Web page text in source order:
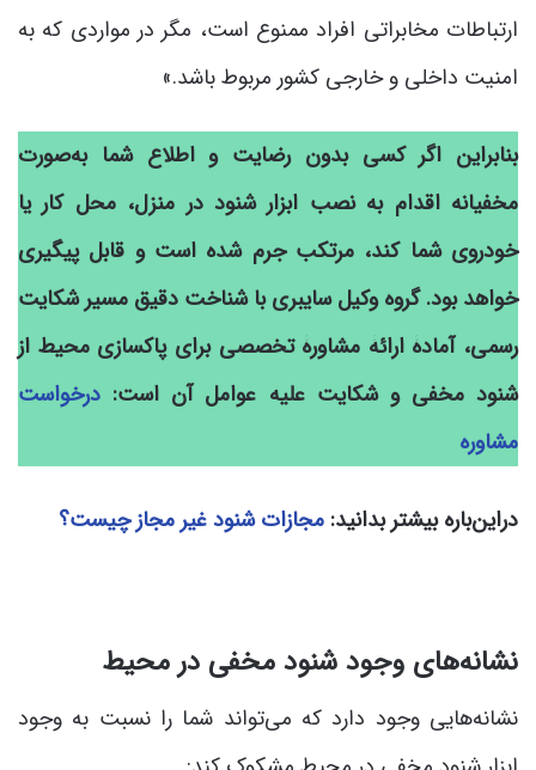
ارتباطات مخابراتی افراد ممنوع است، مگر در مواردی که به
امنیت داخلی و خارجی کشور مربوط باشد.»
بنابراین اگر کسی بدون رضایت و اطلاع شما به‌صورت
مخفیانه اقدام به نصب ابزار شنود در منزل، محل کار یا
خودروی شما کند، مرتکب جرم شده است و قابل پیگیری
خواهد بود. گروه وکیل سایبری با شناخت دقیق مسیر شکایت
رسمی، آمادۀ ارائۀ مشاورۀ تخصصی برای پاکسازی محیط از
شنود مخفی و شکایت علیه عوامل آن است: درخواست
مشاوره
دراین‌باره بیشتر بدانید: مجازات شنود غیر مجاز چیست؟
نشانه‌های وجود شنود مخفی در محیط
نشانه‌هایی وجود دارد که می‌تواند شما را نسبت به وجود